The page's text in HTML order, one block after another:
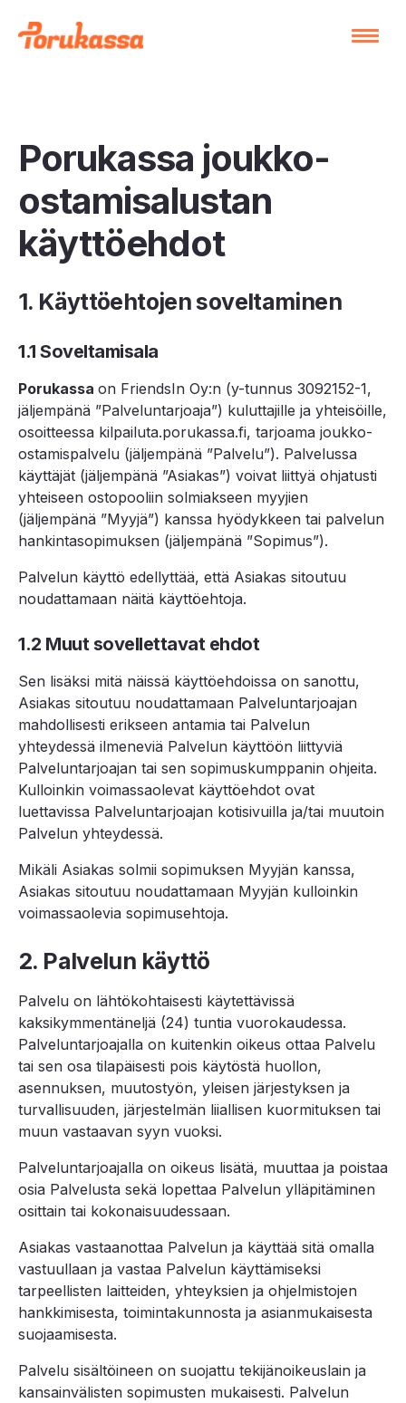
Porukassa joukko-
ostamisalustan
käyttöehdot
1. Käyttöehtojen soveltaminen
1.1 Soveltamisala
Porukassa on FriendsIn Oy:n (y-tunnus 3092152-1,
jäljempänä ”Palveluntarjoaja”) kuluttajille ja yhteisöille,
osoitteessa kilpailuta.porukassa.fi, tarjoama joukko-
ostamispalvelu (jäljempänä ”Palvelu”). Palvelussa
käyttäjät (jäljempänä ”Asiakas”) voivat liittyä ohjatusti
yhteiseen ostopooliin solmiakseen myyjien
(jäljempänä ”Myyjä”) kanssa hyödykkeen tai palvelun
hankintasopimuksen (jäljempänä ”Sopimus”).
Palvelun käyttö edellyttää, että Asiakas sitoutuu
noudattamaan näitä käyttöehtoja.
1.2 Muut sovellettavat ehdot
Sen lisäksi mitä näissä käyttöehdoissa on sanottu,
Asiakas sitoutuu noudattamaan Palveluntarjoajan
mahdollisesti erikseen antamia tai Palvelun
yhteydessä ilmeneviä Palvelun käyttöön liittyviä
Palveluntarjoajan tai sen sopimuskumppanin ohjeita.
Kulloinkin voimassaolevat käyttöehdot ovat
luettavissa Palveluntarjoajan kotisivuilla ja/tai muutoin
Palvelun yhteydessä.
Mikäli Asiakas solmii sopimuksen Myyjän kanssa,
Asiakas sitoutuu noudattamaan Myyjän kulloinkin
voimassaolevia sopimusehtoja.
2. Palvelun käyttö
Palvelu on lähtökohtaisesti käytettävissä
kaksikymmentäneljä (24) tuntia vuorokaudessa.
Palveluntarjoajalla on kuitenkin oikeus ottaa Palvelu
tai sen osa tilapäisesti pois käytöstä huollon,
asennuksen, muutostyön, yleisen järjestyksen ja
turvallisuuden, järjestelmän liiallisen kuormituksen tai
muun vastaavan syyn vuoksi.
Palveluntarjoajalla on oikeus lisätä, muuttaa ja poistaa
osia Palvelusta sekä lopettaa Palvelun ylläpitäminen
osittain tai kokonaisuudessaan.
Asiakas vastaanottaa Palvelun ja käyttää sitä omalla
vastuullaan ja vastaa Palvelun käyttämiseksi
tarpeellisten laitteiden, yhteyksien ja ohjelmistojen
hankkimisesta, toimintakunnosta ja asianmukaisesta
suojaamisesta.
Palvelu sisältöineen on suojattu tekijänoikeuslain ja
kansainvälisten sopimusten mukaisesti. Palvelun